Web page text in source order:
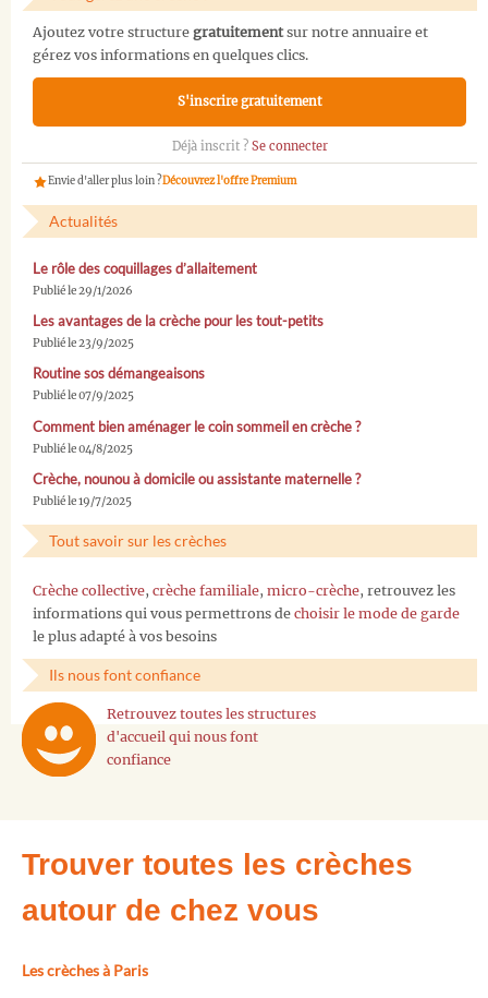
Ajoutez votre structure gratuitementsur notre annuaire et
gérez vos informations en quelques clics.
S'inscrire gratuitement
Déjà inscrit ? Se connecter
Envie d'aller plus loin ?Découvrez l'offre Premium
Actualités
Le rôle des coquillages d’allaitement
Publié le 29/1/2026
Les avantages de la crèche pour les tout-petits
Publié le 23/9/2025
Routine sos démangeaisons
Publié le 07/9/2025
Comment bien aménager le coin sommeil en crèche ?
Publié le 04/8/2025
Crèche, nounou à domicile ou assistante maternelle ?
Publié le 19/7/2025
Tout savoir sur les crèches
Crèche collective, crèche familiale, micro-crèche, retrouvez les
informations qui vous permettrons de choisir le mode de garde
le plus adapté à vos besoins
Ils nous font confiance
Retrouvez toutes les structures
d'accueil qui nous font
confiance
Trouver toutes les crèches
autour de chez vous
Les crèches à Paris